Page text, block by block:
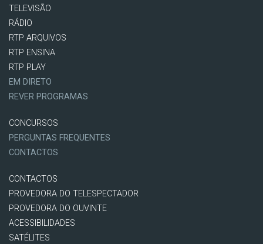
TELEVISÃO
RÁDIO
RTP ARQUIVOS
RTP ENSINA
RTP PLAY
EM DIRETO
REVER PROGRAMAS
CONCURSOS
PERGUNTAS FREQUENTES
CONTACTOS
CONTACTOS
PROVEDORA DO TELESPECTADOR
PROVEDORA DO OUVINTE
ACESSIBILIDADES
SATÉLITES